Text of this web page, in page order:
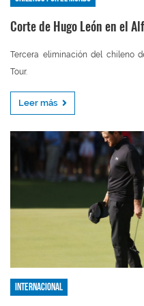
Corte de Hugo León en el
Tercera eliminación del chileno
Tour.
Leer más
Internacional